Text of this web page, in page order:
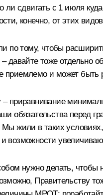
ли сдвигать с 1 июля
конечно, от этих
по тому, чтобы
давайте тоже отдельно
приемлемо и может быть
– приравнивание
обязательства перед
жили в таких
возможности
нужно делать,
Правительству